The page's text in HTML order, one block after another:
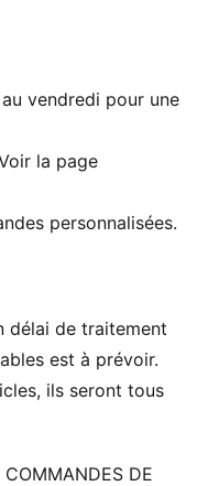
technique dryCELL
% recyclés, hors
vendredi pour une
la page
personnalisées.
délai de traitement
est à prévoir.
ils seront tous
COMMANDES DE